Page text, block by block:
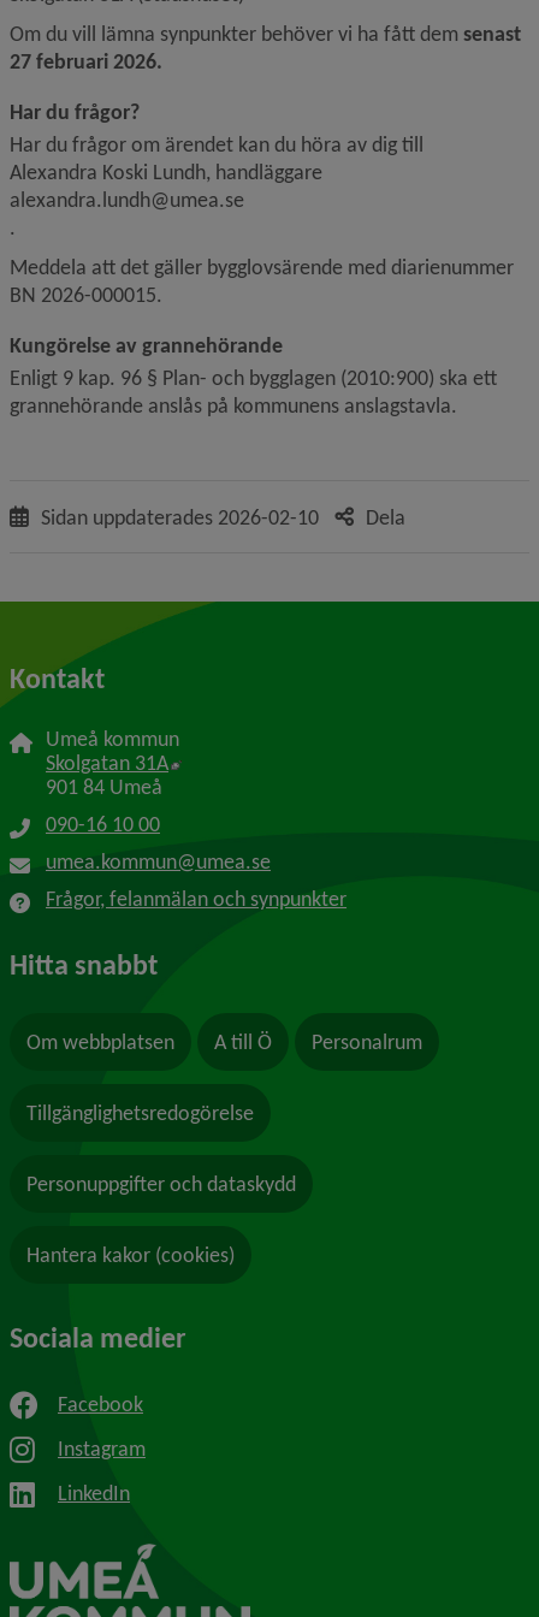
Om du vill lämna synpunkter behöver vi ha fått dem senast
27 februari 2026.
Har du frågor?
Har du frågor om ärendet kan du höra av dig till
Alexandra Koski Lundh, handläggare
alexandra.lundh@umea.se
.
Meddela att det gäller bygglovsärende med diarienummer
BN 2026-000015.
Kungörelse av grannehörande
Enligt 9 kap. 96 § Plan- och bygglagen (2010:900) ska ett
grannehörande anslås på kommunens anslagstavla.
Sidan uppdaterades 2026-02-10 Dela
Kontakt
Umeå kommun
Skolgatan 31A Länk till annan webbplats, öppnas i nytt
901 84 Umeå
090-16 10 00
umea.kommun@umea.se
Frågor, felanmälan och synpunkter
Hitta snabbt
Om webbplatsen A till Ö Personalrum
Tillgänglighetsredogörelse
Personuppgifter och dataskydd
Hantera kakor (cookies)
Sociala medier
Facebook
Instagram
LinkedIn